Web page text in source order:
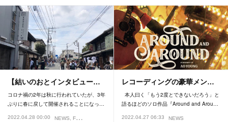
【結いのおとインタビュー…
コロナ禍の2年は秋に行われていたが、3年
ぶりに春に戻して開催されることになっ…
2022.04.28 00:00 NEWS FESTIVAL
レコーディングの豪華メン…
本人曰く「もう2度とできないだろう」と
語るほどのソロ作品『Around and Arou…
2022.04.27 06:33 NEWS